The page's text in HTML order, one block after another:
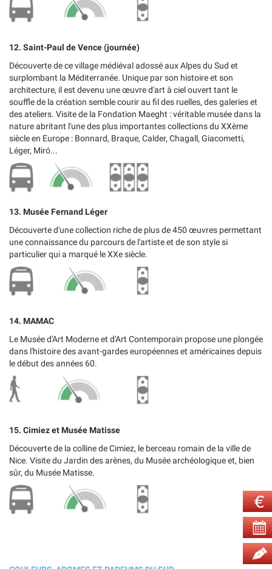
12. Saint-Paul de Vence (journée)
Découverte de ce village médiéval adossé aux Alpes du Sud et
surplombant la Méditerranée. Unique par son histoire et son
architecture, il est devenu une œuvre d'art à ciel ouvert tant le
souffle de la création semble courir au fil des ruelles, des galeries et
des ateliers. Visite de la Fondation Maeght : véritable musée dans la
nature abritant l'une des plus importantes collections du XXème
siècle en Europe : Bonnard, Braque, Calder, Chagall, Giacometti,
Léger, Miró...
13. Musée Fernand Léger
Découverte d'une collection riche de plus de 450 œuvres permettant
une connaissance du parcours de l'artiste et de son style si
particulier qui a marqué le XXe siècle.
14. MAMAC
Le Musée d'Art Moderne et d'Art Contemporain propose une plongée
dans l'histoire des avant-gardes européennes et américaines depuis
le début des années 60.
15. Cimiez et Musée Matisse
Découverte de la colline de Cimiez, le berceau romain de la ville de
Nice. Visite du Jardin des arènes, du Musée archéologique et, bien
sûr, du Musée Matisse.